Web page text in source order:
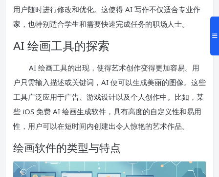
用户随时进行修改和优化。这使得 AI 写作不仅适合专业作
家，也特别适合学生和需要快速完成任务的职场人士。
AI 绘画工具的探索
AI 绘画工具的出现，使得艺术创作变得更加容易。用
户只需输入描述或关键词，AI 便可以生成美丽的图像。这些
工具广泛应用于广告、游戏设计以及个人创作中。比如，某
些 iOS 免费 AI 绘画生成软件，具有高度的自定义性和易用
性，用户可以在短时间内创建出令人惊艳的艺术作品。
绘画软件的类型与特点